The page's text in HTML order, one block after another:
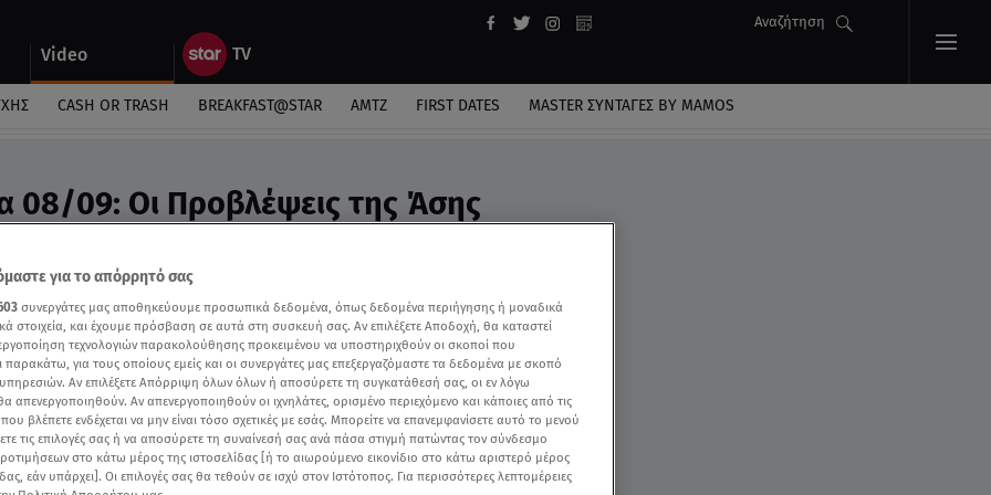
Video
Αναζήτηση
CASH OR TRASH BREAKFAST@STAR ΑΜΤΖ FIRST DATES MASTER ΣΥΝΤΑΓΈΣ BY MAMOS
08/09: Οι Προβλέψεις της Άσης
της Άσης Μπήλιου
για το απόρρητό σας
συνεργάτες μας αποθηκεύουμε προσωπικά δεδομένα, όπως δεδομένα περιήγησης ή μοναδικά
στοιχεία, και έχουμε πρόσβαση σε αυτά στη συσκευή σας. Αν επιλέξετε Αποδοχή, θα καταστεί
τεχνολογιών παρακολούθησης προκειμένου να υποστηριχθούν οι σκοποί που
παρακάτω, για τους οποίους εμείς και οι συνεργάτες μας επεξεργαζόμαστε τα δεδομένα με σκοπό
Αν επιλέξετε Απόρριψη όλων όλων ή αποσύρετε τη συγκατάθεσή σας, οι εν λόγω
απενεργοποιηθούν. Αν απενεργοποιηθούν οι ιχνηλάτες, ορισμένο περιεχόμενο και κάποιες από τις
βλέπετε ενδέχεται να μην είναι τόσο σχετικές με εσάς. Μπορείτε να επανεμφανίσετε αυτό το μενού
τις επιλογές σας ή να αποσύρετε τη συναίνεσή σας ανά πάσα στιγμή πατώντας τον σύνδεσμο
στο κάτω μέρος της ιστοσελίδας [ή το αιωρούμενο εικονίδιο στο κάτω αριστερό μέρος
εάν υπάρχει]. Οι επιλογές σας θα τεθούν σε ισχύ στον Ιστότοπος. Για περισσότερες λεπτομέρειες